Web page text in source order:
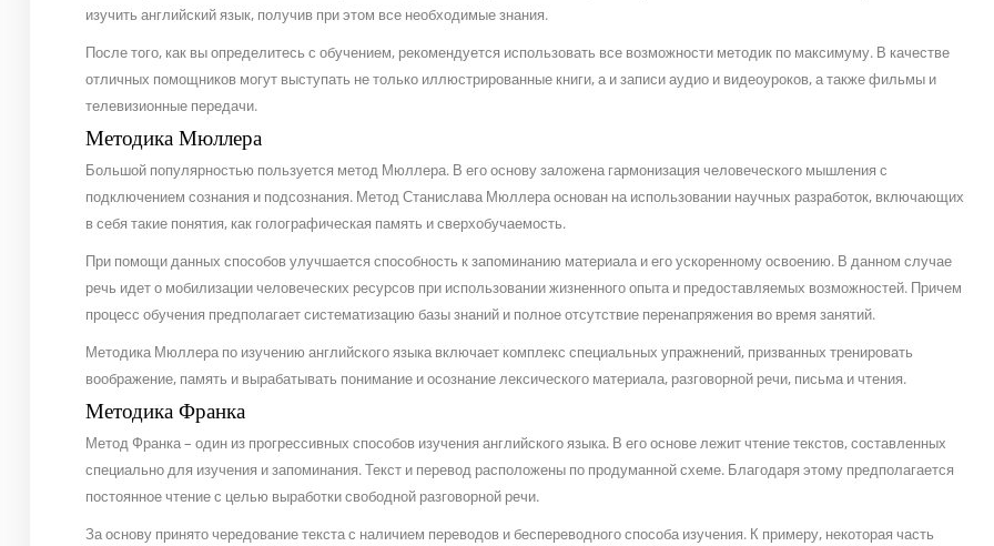
изучить английский язык, получив при этом все необходимые знания.
После того, как вы определитесь с обучением, рекомендуется использовать все возможности методик по максимуму. В качестве
отличных помощников могут выступать не только иллюстрированные книги, а и записи аудио и видеоуроков, а также фильмы и
телевизионные передачи.
Методика Мюллера
Большой популярностью пользуется метод Мюллера. В его основу заложена гармонизация человеческого мышления с
подключением сознания и подсознания. Метод Станислава Мюллера основан на использовании научных разработок, включающих
в себя такие понятия, как голографическая память и сверхобучаемость.
При помощи данных способов улучшается способность к запоминанию материала и его ускоренному освоению. В данном случае
речь идет о мобилизации человеческих ресурсов при использовании жизненного опыта и предоставляемых возможностей. Причем
процесс обучения предполагает систематизацию базы знаний и полное отсутствие перенапряжения во время занятий.
Методика Мюллера по изучению английского языка включает комплекс специальных упражнений, призванных тренировать
воображение, память и вырабатывать понимание и осознание лексического материала, разговорной речи, письма и чтения.
Методика Франка
Метод Франка – один из прогрессивных способов изучения английского языка. В его основе лежит чтение текстов, составленных
специально для изучения и запоминания. Текст и перевод расположены по продуманной схеме. Благодаря этому предполагается
постоянное чтение с целью выработки свободной разговорной речи.
За основу принято чередование текста с наличием переводов и беспереводного способа изучения. К примеру, некоторая часть